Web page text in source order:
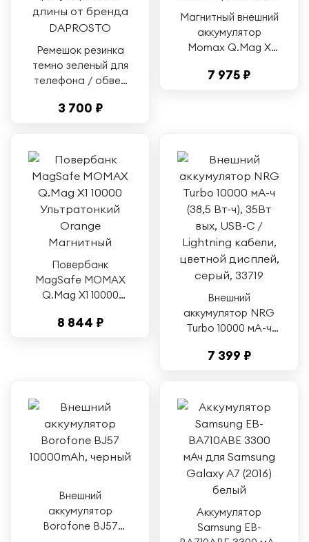
Ремешок резинка
темно зеленый для
телефона / обвес
регулировкой длины
3 700 ₽
Магнитный внешний
аккумулятор
Momax Q.Mag X
- оранжевый
7 975 ₽
Повербанк
MagSafe MOMAX
Q.Mag X1 10000
Orange Магнитный
8 844 ₽
Внешний
аккумулятор NRG
Turbo 10000 мА-ч
вых, USB-C /
серый, 33719
7 399 ₽
Внешний
аккумулятор
Borofone BJ57
Аккумулятор
Samsung EB-